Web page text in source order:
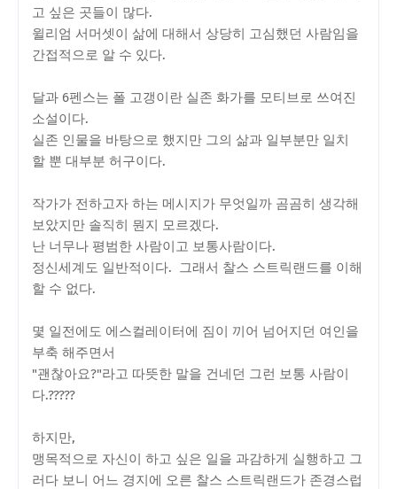
고 싶은 곳들이 많다.
윌리엄 서머셋이 삶에 대해서 상당히 고심했던 사람임을
간접적으로 알 수 있다.
달과 6펜스는 폴 고갱이란 실존 화가를 모티브로 쓰여진
소설이다.
실존 인물을 바탕으로 했지만 그의 삶과 일부분만 일치
할 뿐 대부분 허구이다.
작가가 전하고자 하는 메시지가 무엇일까 곰곰히 생각해
보았지만 솔직히 뭔지 모르겠다.
난 너무나 평범한 사람이고 보통사람이다.
정신세계도 일반적이다. 그래서 찰스 스트릭랜드를 이해
할 수 없다.
몇 일전에도 에스컬레이터에 짐이 끼어 넘어지던 여인을
부축 해주면서
"괜찮아요?"라고 따뜻한 말을 건네던 그런 보통 사람이
다.?????
하지만,
맹목적으로 자신이 하고 싶은 일을 과감하게 실행하고 그
러다 보니 어느 경지에 오른 찰스 스트릭랜드가 존경스럽